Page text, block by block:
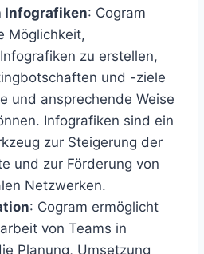
Infografiken: Cogram
Möglichkeit,
zu erstellen,
und -ziele
und ansprechende Weise
Infografiken sind ein
zur Steigerung der
und zur Förderung von
Netzwerken.
: Cogram ermöglicht
von Teams in
Planung, Umsetzung